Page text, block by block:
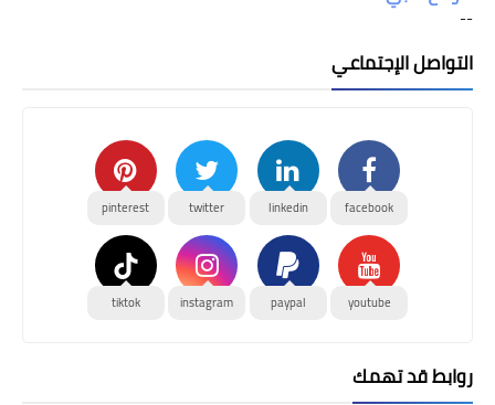
--
التواصل الإجتماعي
facebook
linkedin
twitter
pinterest
youtube
paypal
instagram
tiktok
روابط قد تهمك